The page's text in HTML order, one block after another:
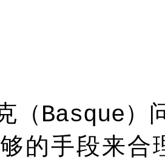
（ Basque）
的手段来合